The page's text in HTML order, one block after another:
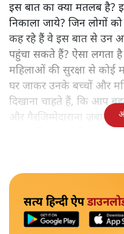
इस बात का क्या मतलब है?
निकाला जाये? जिन लोगों
कह रहे हैं वे इस बात से उन
पहुंचा सकते हैं? ऐसा लगता
महिलाओं की सुरक्षा से कोई
घर जाकर उनके बच्चों और
दिखाना चाहते हैं, कि आप
और गैरजिम्मेदाराना ज़बान
सत्य हिन्दी ऐप